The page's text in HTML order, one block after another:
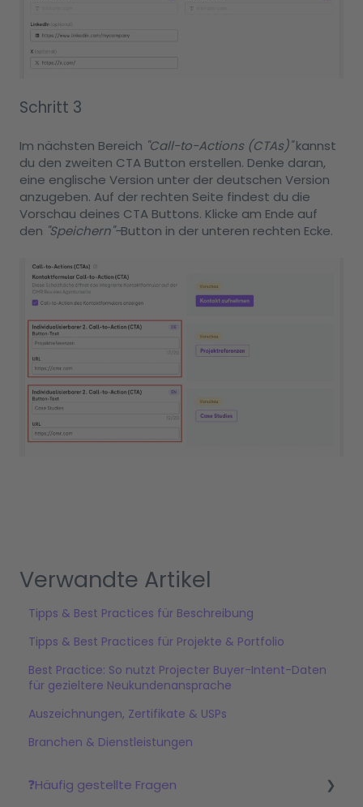
Schritt 3
Im nächsten Bereich "Call-to-Actions (CTAs)"kannst
du den zweiten CTA Button erstellen. Denke daran,
eine englische Version unter der deutschen Version
anzugeben. Auf der rechten Seite findest du die
Vorschau deines CTA Buttons. Klicke am Ende auf
den "Speichern"-Button in der unteren rechten Ecke.
Verwandte Artikel
Tipps & Best Practices für Beschreibung
Tipps & Best Practices für Projekte & Portfolio
Best Practice: So nutzt Projecter Buyer-Intent-Daten
für gezieltere Neukundenansprache
Auszeichnungen, Zertifikate & USPs
Branchen & Dienstleistungen
❓Häufig gestellte Fragen